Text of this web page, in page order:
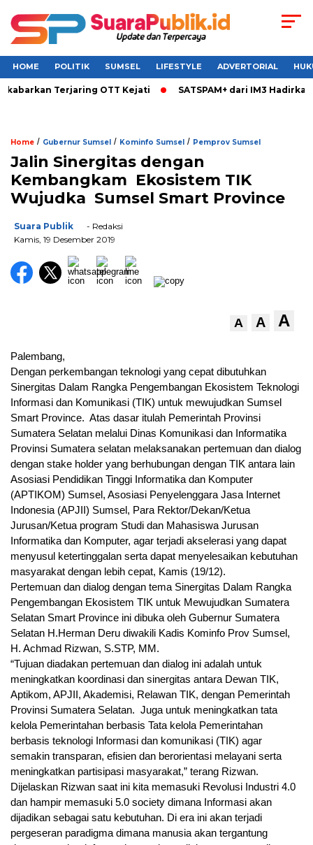
HOME POLITIK SUMSEL LIFESTYLE ADVERTORIAL
Terjaring OTT Kejati SATSPAM+ dari IM3 Hadirkan
Home / Gubernur Sumsel / Kominfo Sumsel / Pemprov Sumsel
Jalin Sinergitas dengan
Kembangkam Ekosistem TIK
Wujudka Sumsel Smart Province
Suara Publik
- Redaksi
Kamis, 19 Desember 2019
A A A
Palembang,
Dengan perkembangan teknologi yang cepat dibutuhkan
Sinergitas Dalam Rangka Pengembangan Ekosistem Teknologi
Informasi dan Komunikasi (TIK) untuk mewujudkan Sumsel
Smart Province. Atas dasar itulah Pemerintah Provinsi
Sumatera Selatan melalui Dinas Komunikasi dan Informatika
Provinsi Sumatera selatan melaksanakan pertemuan dan dialog
dengan stake holder yang berhubungan dengan TIK antara lain
Asosiasi Pendidikan Tinggi Informatika dan Komputer
(APTIKOM) Sumsel, Asosiasi Penyelenggara Jasa Internet
Indonesia (APJII) Sumsel, Para Rektor/Dekan/Ketua
Jurusan/Ketua program Studi dan Mahasiswa Jurusan
Informatika dan Komputer, agar terjadi akselerasi yang dapat
menyusul ketertinggalan serta dapat menyelesaikan kebutuhan
masyarakat dengan lebih cepat, Kamis (19/12).
Pertemuan dan dialog dengan tema Sinergitas Dalam Rangka
Pengembangan Ekosistem TIK untuk Mewujudkan Sumatera
Selatan Smart Province ini dibuka oleh Gubernur Sumatera
Selatan H.Herman Deru diwakili Kadis Kominfo Prov Sumsel,
H. Achmad Rizwan, S.STP, MM.
“Tujuan diadakan pertemuan dan dialog ini adalah untuk
meningkatkan koordinasi dan sinergitas antara Dewan TIK,
Aptikom, APJII, Akademisi, Relawan TIK, dengan Pemerintah
Provinsi Sumatera Selatan. Juga untuk meningkatkan tata
kelola Pemerintahan berbasis Tata kelola Pemerintahan
berbasis teknologi Informasi dan komunikasi (TIK) agar
semakin transparan, efisien dan berorientasi melayani serta
meningkatkan partisipasi masyarakat,” terang Rizwan.
Dijelaskan Rizwan saat ini kita memasuki Revolusi Industri 4.0
dan hampir memasuki 5.0 society dimana Informasi akan
dijadikan sebagai satu kebutuhan. Di era ini akan terjadi
pergeseran paradigma dimana manusia akan tergantung